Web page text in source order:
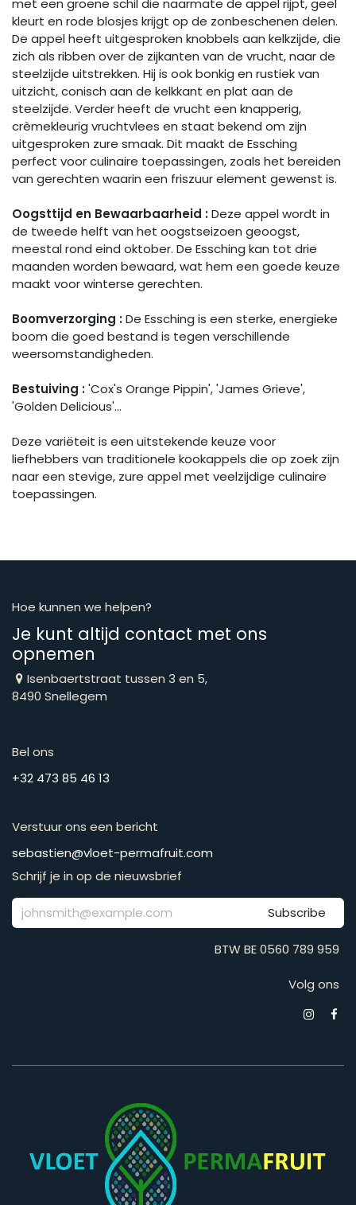
met een groene schil die naarmate de appel rijpt, geel
kleurt en rode blosjes krijgt op de zonbeschenen delen.
De appel heeft uitgesproken knobbels aan kelkzijde, die
zich als ribben over de zijkanten van de vrucht, naar de
steelzijde uitstrekken. Hij is ook bonkig en rustiek van
uitzicht, conisch aan de kelkkant en plat aan de
steelzijde. Verder heeft de vrucht een knapperig,
crèmekleurig vruchtvlees en staat bekend om zijn
uitgesproken zure smaak. Dit maakt de Essching
perfect voor culinaire toepassingen, zoals het bereiden
van gerechten waarin een friszuur element gewenst is.
Oogsttijd en Bewaarbaarheid :Deze appel wordt in
de tweede helft van het oogstseizoen geoogst,
meestal rond eind oktober. De Essching kan tot drie
maanden worden bewaard, wat hem een goede keuze
maakt voor winterse gerechten.
Boomverzorging :De Essching is een sterke, energieke
boom die goed bestand is tegen verschillende
weersomstandigheden.
Bestuiving :'Cox's Orange Pippin', 'James Grieve',
'Golden Delicious'...
Deze variëteit is een uitstekende keuze voor
liefhebbers van traditionele kookappels die op zoek zijn
naar een stevige, zure appel met veelzijdige culinaire
toepassingen.
Hoe kunnen we helpen?
Je kunt altijd contact met ons
opnemen
Isenbaertstraat tussen 3 en 5,
8490 Snellegem
Bel ons
​​​​​​​​​​​​​​​​​​​​​​​+​3​2​ ​4​7​3​ ​8​5​ ​4​6​ ​1​3
Verstuur ons een bericht
​​​​​​​​​​​​​​​​​​​​​​​​​​​​s​e​b​a​s​t​i​e​n​@​v​l​o​e​t​-​p​e​r​m​a​f​r​u​it​.​c​o​m
Schrijf je in op de nieuwsbrief
Subscribe
BTW BE 0560 789 959
Volg ons